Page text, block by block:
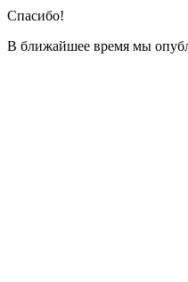
Спасибо!
В ближайшее время мы